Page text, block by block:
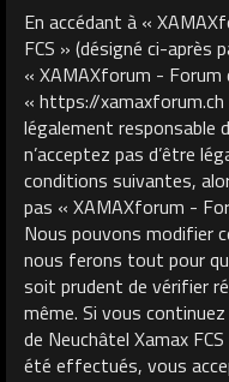
En accédant à «
FCS » (désigné ci-après
« XAMAXforum - Forum
« https://xamaxforum.ch
légalement responsable
n’acceptez pas d’être
conditions suivantes,
pas « XAMAXforum -
Nous pouvons modifier
nous ferons tout pour
soit prudent de vérifier
même. Si vous
de Neuchâtel Xamax
été effectués, vous